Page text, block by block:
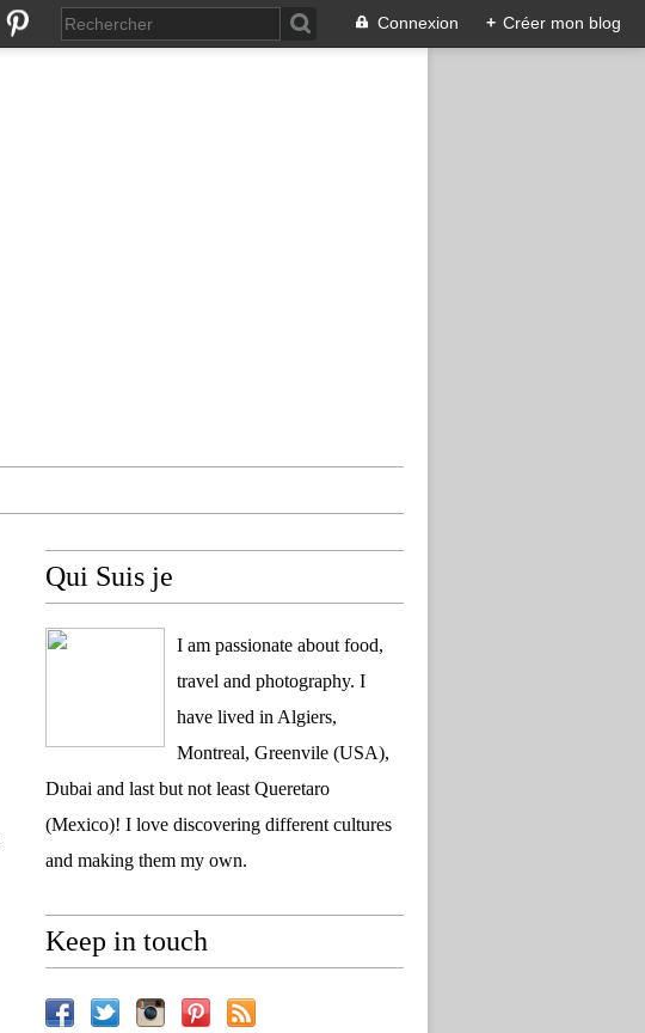
Connexion + Créer mon blog
Qui Suis je
I am passionate about food,
travel and photography. I
have lived in Algiers,
Montreal, Greenvile (USA),
Dubai and last but not least Queretaro
(Mexico)! I love discovering different cultures
and making them my own.
Keep in touch